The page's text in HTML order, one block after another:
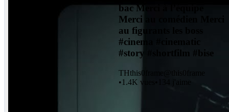
bac Merci à l’équipe
Merci au comédien Merci
au figurants les boss
#cinema #cinematic
#story #shortfilm #bise
THthis0frame
•1.4K vues